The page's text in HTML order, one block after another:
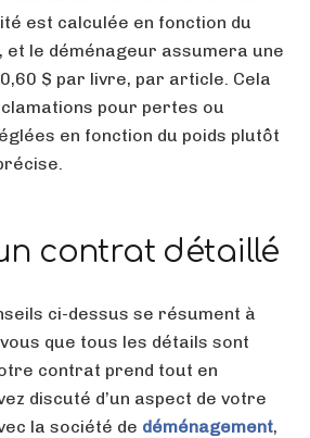
est calculée en fonction du
et le déménageur assumera une
$ par livre, par article. Cela
pour pertes ou
en fonction du poids plutôt
contrat détaillé
ci-dessus se résument à
que tous les détails sont
contrat prend tout en
discuté d’un aspect de votre
la société de déménagement,